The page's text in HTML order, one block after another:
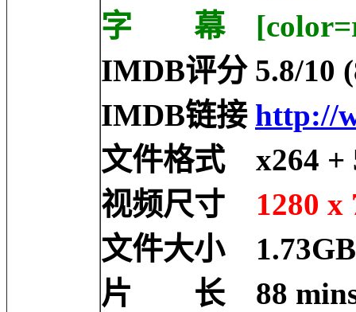
字 幕
IMDB评分 5.8/10
IMDB链接 http://
文件格式 x264 +
视频尺寸 1280 x
文件大小 1.73GB
片 长 88